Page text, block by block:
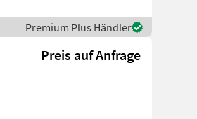
Premium Plus Händler
Preis auf Anfrage